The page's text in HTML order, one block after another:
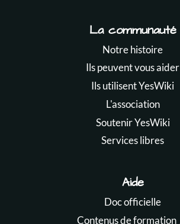
La communauté
Notre histoire
Ils peuvent vous aider
Ils utilisent YesWiki
L'association
Soutenir YesWiki
Services libres
Aide
Doc officielle
Contenus de formation